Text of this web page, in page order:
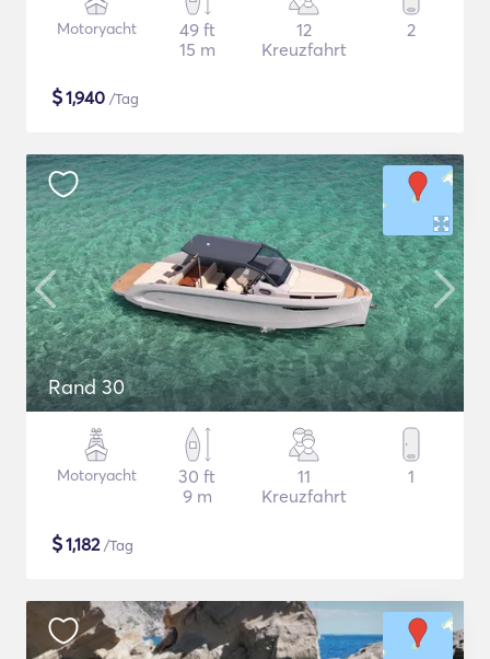
Motoryacht
49 ft
15 m
12
Kreuzfahrt
2
$1,940 /Tag
Rand 30
Motoryacht
30 ft
9 m
11
Kreuzfahrt
1
$1,182/Tag